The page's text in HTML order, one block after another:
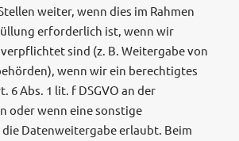
weiter, wenn dies im Rahmen
erforderlich ist, wenn wir
sind (z. B. Weitergabe von
wenn wir ein berechtigtes
6 Abs. 1 lit. f DSGVO an der
oder wenn eine sonstige
Datenweitergabe erlaubt. Beim